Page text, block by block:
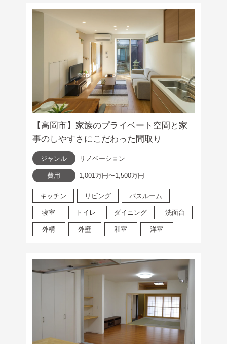
【高岡市】家族のプライベート空間と家
事のしやすさにこだわった間取り
ジャンル リノベーション
費用 1,001万円〜1,500万円
キッチン リビング バスルーム
寝室 トイレ ダイニング 洗面台
外構 外壁 和室 洋室